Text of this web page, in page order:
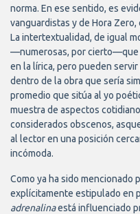
norma. En ese sentido, es
vanguardistas y de Hora
La intertextualidad, de igual
—numerosas, por cierto—que
en la lírica, pero pueden
dentro de la obra que sería
promedio que sitúa al yo
muestra de aspectos
considerados obscenos,
al lector en una posición
incómoda.
Como ya ha sido mencionado
explícitamente estipulado en
adrenalinaestá influenciado